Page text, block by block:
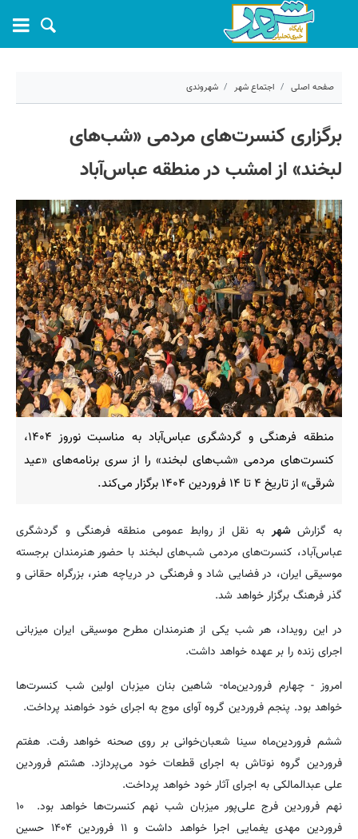
صفحه اصلی اجتماع شهر شهروندی
کد مطلب:
برگزاری کنسرت‌های مردمی «شب‌های
لبخند» از امشب در منطقه عباس‌آباد
منطقه فرهنگی و گردشگری عباس‌آباد به مناسبت نوروز ۱۴۰۴،
کنسرت‌های مردمی «شب‌های لبخند» را از سری برنامه‌های «عید
شرقی» از تاریخ ۴ تا ۱۴ فروردین ۱۴۰۴ برگزار می‌کند.
به گزارششهربه نقل از روابط عمومی منطقه فرهنگی و گردشگری
عباس‌آباد، کنسرت‌های مردمی شب‌های لبخند با حضور هنرمندان برجسته
موسیقی ایران، در فضایی شاد و فرهنگی در دریاچه هنر، بزرگراه حقانی و
گذر فرهنگ برگزار خواهد شد.
در این رویداد، هر شب یکی از هنرمندان مطرح موسیقی ایران میزبانی
اجرای زنده را بر عهده خواهد داشت.
امروز - چهارم فروردین‌ماه- شاهین بنان میزبان اولین شب کنسرت‌ها
خواهد بود. پنجم فروردین گروه آوای موج به اجرای خود خواهند پرداخت.
ششم فروردین‌ماه سینا شعبان‌خوانی بر روی صحنه خواهد رفت. هفتم
فروردین گروه نوتاش به اجرای قطعات خود می‌پردازد. هشتم فروردین
علی عبدالمالکی به اجرای آثار خود خواهد پرداخت.
نهم فروردین فرج علی‌پور میزبان شب نهم کنسرت‌ها خواهد بود. ۱۰
فروردین مهدی یغمایی اجرا خواهد داشت و ۱۱ فروردین ۱۴۰۴ حسین